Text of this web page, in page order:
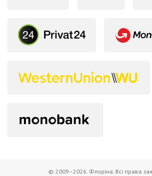
© 2009–2026. Флоріна. Всі права